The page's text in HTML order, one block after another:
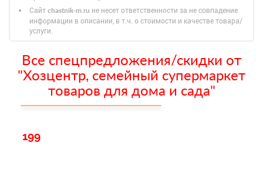
Сайт chastnik-m.ru не несет ответственности за не совпадение
информации в описании, в т.ч. о стоимости и качестве товара/
услуги.
Все спецпредложения/скидки от
"Хозцентр, семейный супермаркет
товаров для дома и сада"
199